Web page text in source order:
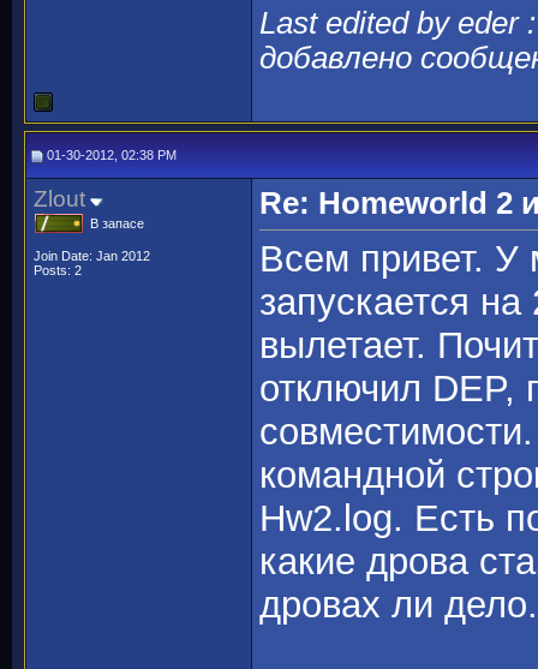
Last edited by eder
добавлено
01-30-2012, 02:38 PM
Zlout
В запасе
Join Date: Jan 2012
Posts: 2
Re: Homeworld 2
Всем привет. У
запускается
вылетает.
отключил
командной
Hw2.log. Есть
какие дрова
дровах ли дело.